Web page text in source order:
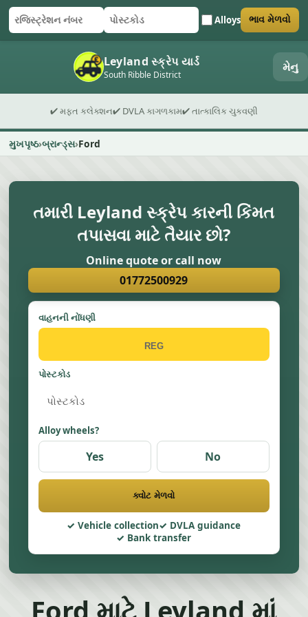
રજિસ્ટ્રેશન નંબર
પોસ્ટકોડ Alloys
ફોર્મ સબમિટ કરો ભાવ મેળવો
Leyland સ્ક્રેપ યાર્ડ
South Ribble District મેનુ
✔ મફત કલેક્શન✔ DVLA કાગળકામ✔ તાત્કાલિક ચુકવણી
મુખપૃષ્ઠ બ્રાન્ડ્સ Ford
તમારી Leyland સ્ક્રેપ કારની કિંમત
તપાસવા માટે તૈયાર છો?
Online quote or call now
01772500929
વાહનની નોંધણી
પોસ્ટકોડ
Alloy wheels?
Yes No
ક્વોટ મેળવો
Vehicle collection
DVLA guidance
Bank transfer
Ford માટે Leyland માં